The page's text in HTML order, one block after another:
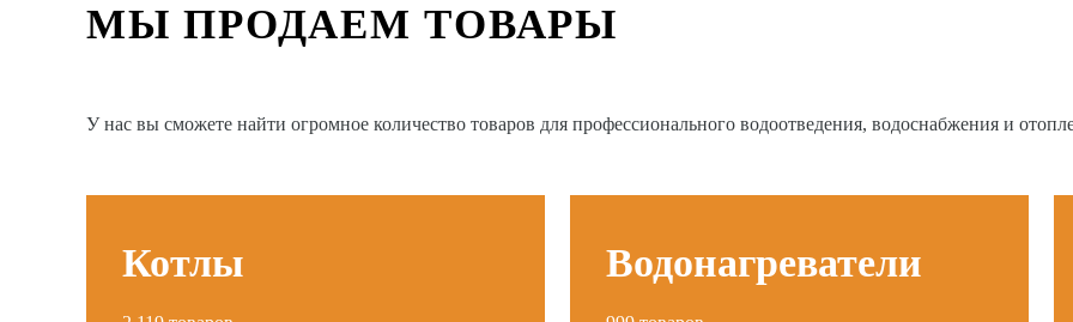
МЫ ПРОДАЕМ ТОВАРЫ
У нас вы сможете найти огромное количество товаров для профессионального водоотведения, водоснабжения и
Котлы Водонагреватели